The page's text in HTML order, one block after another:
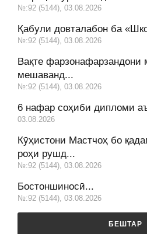
№:92 (5144), 03.08.2026
Қабули довталабон ба
№:92 (5144), 03.08.2026
Вақте фарзонафарзандони
мешаванд...
№:92 (5144), 03.08.2026
6 нафар соҳиби дипломи
03.08.2026
Кӯҳистони Мастчоҳ бо
роҳи рушд...
№:92 (5144), 03.08.2026
Бостоншиносӣ...
№:92 (5144), 03.08.2026
БЕШТАР